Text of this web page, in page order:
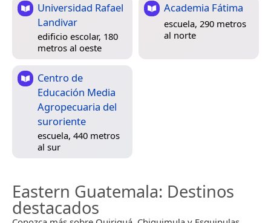
Universidad Rafael
Landivar
edificio escolar, 180
metros al oeste
Academia Fátima
escuela, 290 metros
al norte
Centro de
Educación Media
Agropecuaria del
suroriente
escuela, 440 metros
al sur
Eastern Guatemala: Destinos
destacados